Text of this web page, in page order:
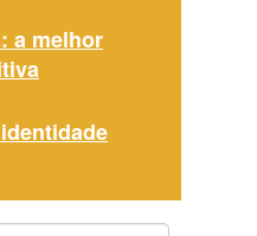
a melhor